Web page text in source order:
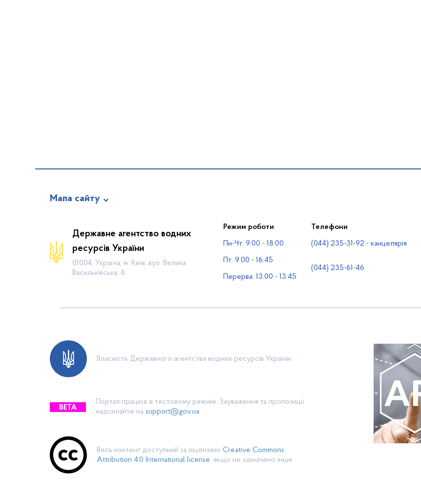
Мапа сайту
Діяльність
Громадянам
Прес-центр
Водогосподарські організації
Державне агентство водних
ресурсів України
01004, Україна, м. Київ, вул. Велика
Васильківська, 8
Режим роботи
Пн-Чт: 9:00 - 18:00
Пт: 9:00 - 16:45
Перерва: 13:00 - 13:45
Телефони
(044) 235-31-92 - канцелярія
(044) 235-61-46
Власність Державного агентства водних ресурсів України.
Портал працює в тестовому режимі. Зауваження та пропозиції
надсилайте на support@gov.ua
Весь контент доступний за ліцензією Creative Commons
Attribution 4.0 International license, якщо не зазначено інше